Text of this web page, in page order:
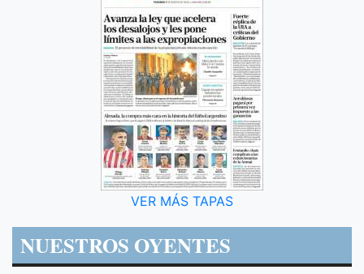
VER MÁS TAPAS
NUESTROS OYENTES